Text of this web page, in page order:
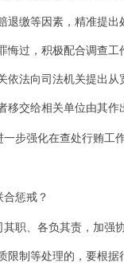
退缴等因素，精准提
悔过，积极配合调查
依法向司法机关提出
交给相关单位由其
一步强化在查处行贿
惩戒？
职、各负其责，加
限制等处理的，要根